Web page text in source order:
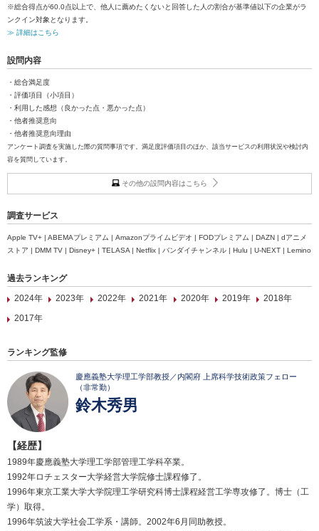
※総合得点が60.0点以上で、他人に薦めたくないと回答した人の割合が基準値以下の企業がラ
ンクイン対象となります。
≫ 詳細はこちら
設問内容
・総合満足度
・評価項目（小項目）
・利用した感想（良かった点・悪かった点）
・他者推奨意向
・他者推奨意向理由
アンケート調査を実施した際の質問事項です。満足度評価項目のほか、該当サービスの利用状況や検討内
容を質問しています。
その他の設問内容はこちら
調査サービス
Apple TV+ | ABEMAプレミアム | Amazonプライムビデオ | FODプレミアム | DAZN | dアニメ
ストア | DMM TV | Disney+ | TELASA | Netflix | バンダイチャンネル | Hulu | U-NEXT | Lemino
過去ランキング
2024年
2023年 2022年 2021年 2020年 2019年
2018年
2017年
ランキング監修
慶應義塾大学理工学部教授／内閣府 上席科学技術政策フェロー
（非常勤）
鈴木秀男
【経歴】
1989年慶應義塾大学理工学部管理工学科卒業。
1992年ロチェスター大学経営大学院修士課程修了。
1996年東京工業大学大学院理工学研究科博士課程経営工学専攻修了。博士（工
学）取得。
1996年筑波大学社会工学系・講師。2002年6月同助教授。